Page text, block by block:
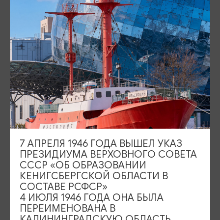
Площадь Победы, 1Открыто
ул. Октябрьская, 2/3Открыто
События
Туры и экскурсии
Где поесть
Чем заняться
Где остановиться
О путешествии в КО
Туристический центр
Подпишитесь на рассылку
7 АПРЕЛЯ 1946 ГОДА ВЫШЕЛ УКАЗ
ПРЕЗИДИУМА ВЕРХОВНОГО СОВЕТА
СССР «ОБ ОБРАЗОВАНИИ
КЕНИГСБЕРГСКОЙ ОБЛАСТИ В
СОСТАВЕ РСФСР»
4 ИЮЛЯ 1946 ГОДА ОНА БЫЛА
ПЕРЕИМЕНОВАНА В